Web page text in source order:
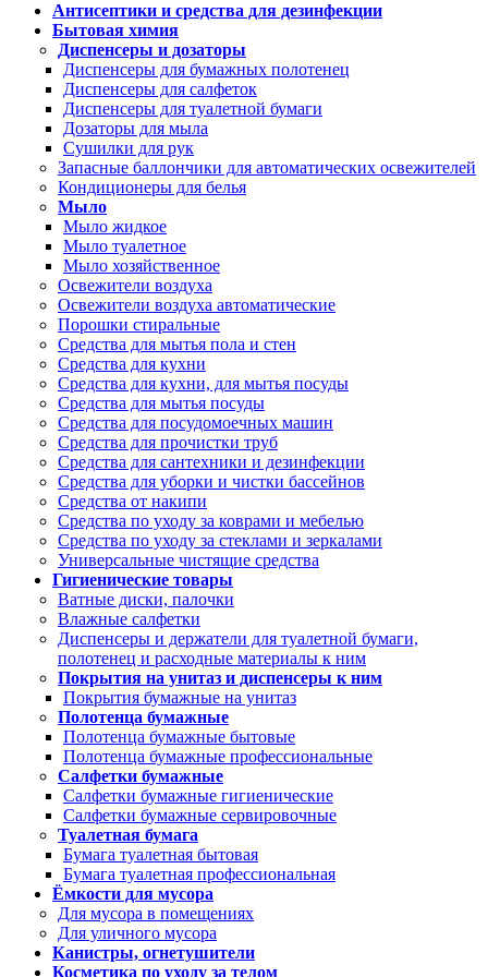
Антисептики и средства для дезинфекции
Бытовая химия
Диспенсеры и дозаторы
Диспенсеры для бумажных полотенец
Диспенсеры для салфеток
Диспенсеры для туалетной бумаги
Дозаторы для мыла
Сушилки для рук
Запасные баллончики для автоматических освежителей
Кондиционеры для белья
Мыло
Мыло жидкое
Мыло туалетное
Мыло хозяйственное
Освежители воздуха
Освежители воздуха автоматические
Порошки стиральные
Средства для мытья пола и стен
Средства для кухни
Средства для кухни, для мытья посуды
Средства для мытья посуды
Средства для посудомоечных машин
Средства для прочистки труб
Средства для сантехники и дезинфекции
Средства для уборки и чистки бассейнов
Средства от накипи
Средства по уходу за коврами и мебелью
Средства по уходу за стеклами и зеркалами
Универсальные чистящие средства
Гигиенические товары
Ватные диски, палочки
Влажные салфетки
Диспенсеры и держатели для туалетной бумаги,
полотенец и расходные материалы к ним
Покрытия на унитаз и диспенсеры к ним
Покрытия бумажные на унитаз
Полотенца бумажные
Полотенца бумажные бытовые
Полотенца бумажные профессиональные
Салфетки бумажные
Салфетки бумажные гигиенические
Салфетки бумажные сервировочные
Туалетная бумага
Бумага туалетная бытовая
Бумага туалетная профессиональная
Ёмкости для мусора
Для мусора в помещениях
Для уличного мусора
Канистры, огнетушители
Косметика по уходу за телом